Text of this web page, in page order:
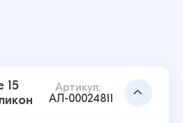
15
Артикул:
АЛ-00024811